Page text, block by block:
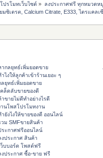
ปรโมทเว็บไซต์ » ลงประกาศฟรี ทุกหมวดห
มซิเตรต, Calcium Citrate, E333, ไตรแคล
ากลยุทธ์เพิ่มยอดขาย
าไงให้ลูกค้าเข้าร้านเยอะ ๆ
ลยุทธ์เพิ่มยอดขาย
คล็ดลับขายของดี
าขายไม่ดีทำอย่างไรดี
านโพสโปรโมทงาน
ายังไงให้ขายของดี ออนไลน์
วม SMFขายสินค้า
ระกาศฟรีออนไลน์
งประกาศ สินค้า
ว็บบอร์ด โพสต์ฟรี
งประกาศ ซื้อ-ขาย ฟรี